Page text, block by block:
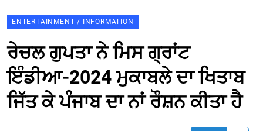
ENTERTAINMENT / INFORMATION
ਰੇਚਲ ਗੁਪਤਾ ਨੇ ਮਿਸ ਗ੍ਰਾਂਟ
ਇੰਡੀਆ-2024 ਮੁਕਾਬਲੇ ਦਾ ਖਿਤਾਬ
ਜਿੱਤ ਕੇ ਪੰਜਾਬ ਦਾ ਨਾਂ ਰੌਸ਼ਨ ਕੀਤਾ ਹੈ